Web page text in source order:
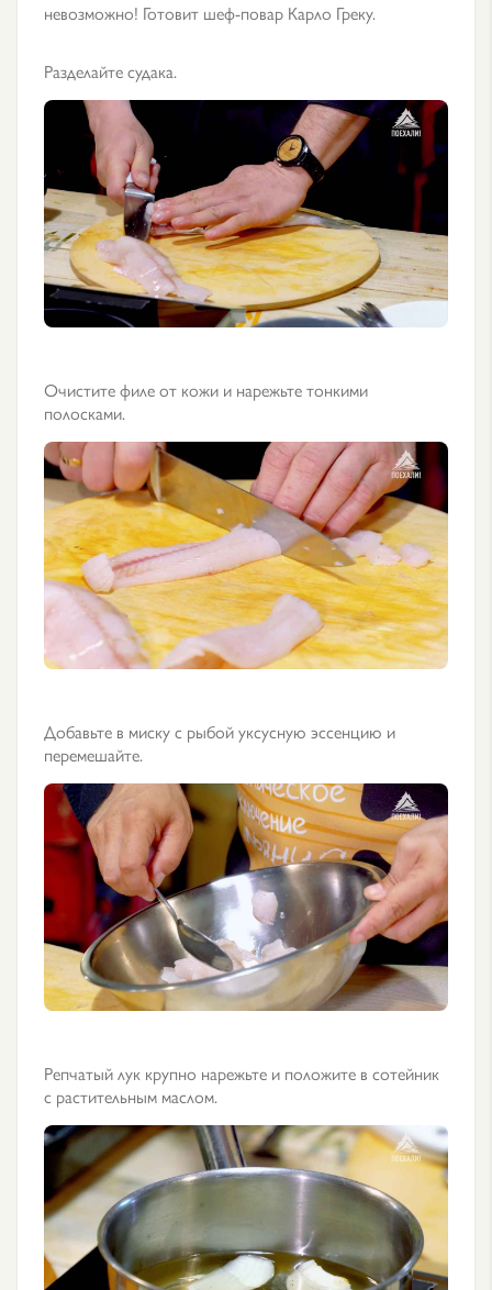
невозможно! Готовит шеф-повар Карло Греку.
Разделайте судака.
Очистите филе от кожи и нарежьте тонкими
полосками.
Добавьте в миску с рыбой уксусную эссенцию и
перемешайте.
Репчатый лук крупно нарежьте и положите в сотейник
с растительным маслом.